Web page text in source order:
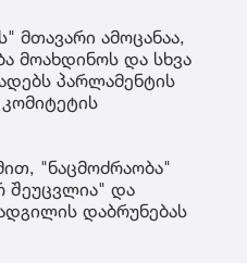
მთავარი ამოცანაა,
მოახდინოს და სხვა
პარლამენტის
"ნაცმოძრაობა"
შეუცვლია" და
დაბრუნებას